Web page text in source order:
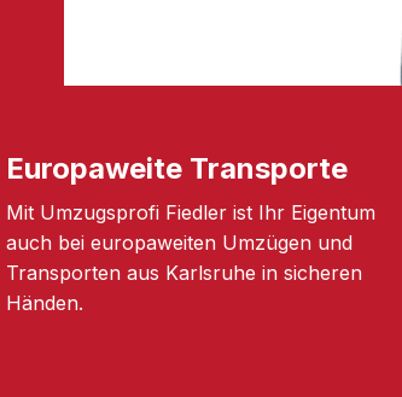
Europaweite Transporte
Mit Umzugsprofi Fiedler ist Ihr Eigentum
auch bei europaweiten Umzügen und
Transporten aus Karlsruhe in sicheren
Händen.